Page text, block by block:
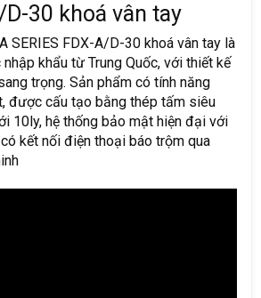
D-30 khoá vân tay
SERIES FDX-A/D-30 khoá vân tay là
khẩu từ Trung Quốc, với thiết kế
trọng. Sản phẩm có tính năng
được cấu tạo bằng thép tấm siêu
10ly, hệ thống bảo mật hiện đại với
kết nối điện thoại báo trộm qua